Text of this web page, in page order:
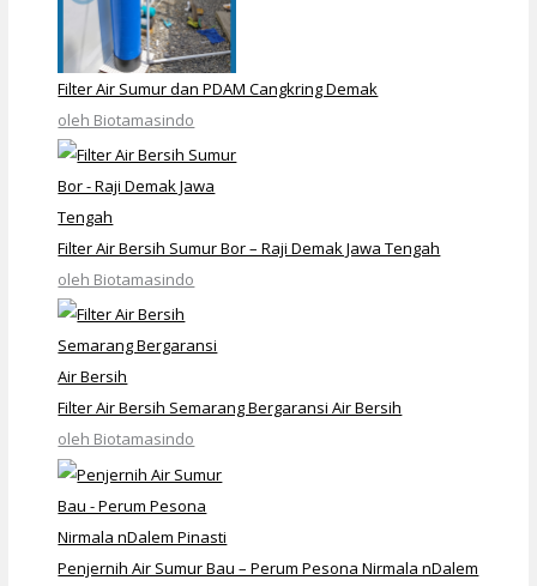
Filter Air Sumur dan PDAM Cangkring Demak
oleh Biotamasindo
Filter Air Bersih Sumur Bor – Raji Demak Jawa Tengah
oleh Biotamasindo
Filter Air Bersih Semarang Bergaransi Air Bersih
oleh Biotamasindo
Penjernih Air Sumur Bau – Perum Pesona Nirmala nDalem